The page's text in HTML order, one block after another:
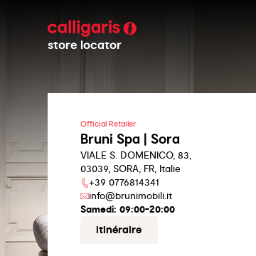
store locator
Official Retailer
Bruni Spa | Sora
VIALE S. DOMENICO, 83,
03039, SORA, FR, Italie
+39 0776814341
info@brunimobili.it
Samedi: 09:00-20:00
itinéraire